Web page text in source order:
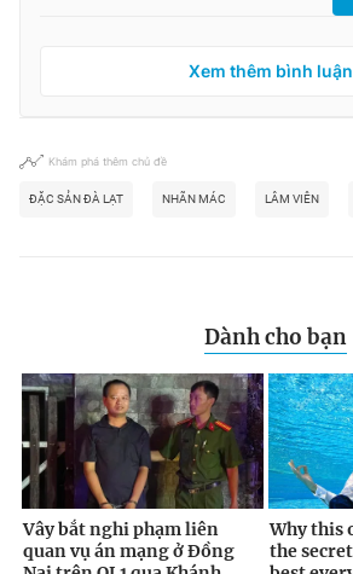
Xem thêm bình luận
Khám phá thêm chủ đề
ĐẶC SẢN ĐÀ LẠT NHÃN MÁC LÂM VIÊN